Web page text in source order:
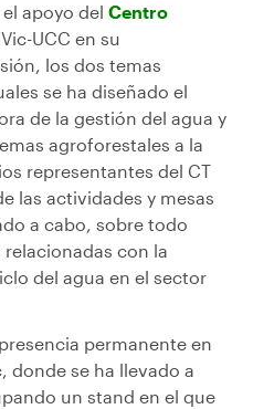
apoyo del Centro
UCC en su
los dos temas
se ha diseñado el
de la gestión del agua y
agroforestales a la
representantes del CT
las actividades y mesas
a cabo, sobre todo
con la
del agua en el sector
permanente en
donde se ha llevado a
un stand en el que